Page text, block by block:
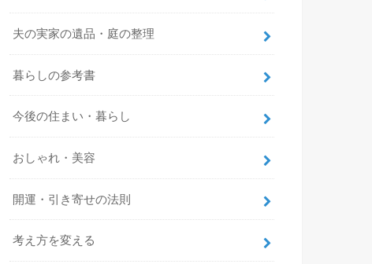
夫の実家の遺品・庭の整理
暮らしの参考書
今後の住まい・暮らし
おしゃれ・美容
開運・引き寄せの法則
考え方を変える